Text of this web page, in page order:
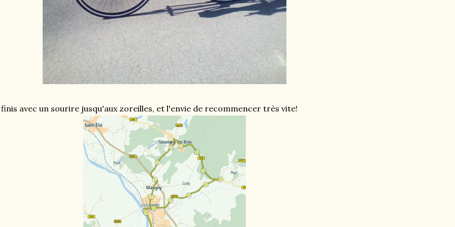
finis avec un sourire jusqu'aux zoreilles, et l'envie de recommencer très vite!